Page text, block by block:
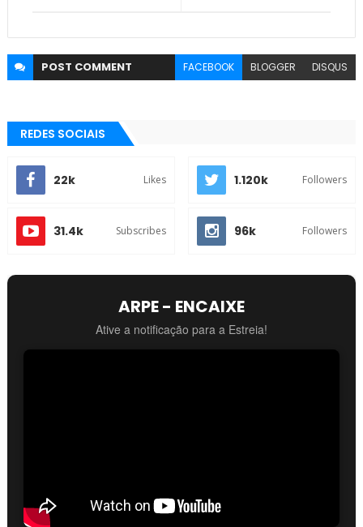
POST COMMENT FACEBOOK BLOGGER DISQUS
REDES SOCIAIS
22k Likes 1.120k Followers
31.4k Subscribes 96k Followers
ARPE - ENCAIXE
Ative a notificação para a Estreia!